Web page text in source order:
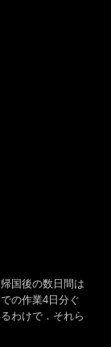
国後の数日間は
の作業4日分ぐ
わけで．それら